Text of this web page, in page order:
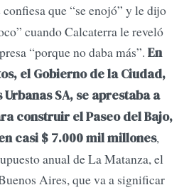
confiesa que “se enojó” y le dijo
cuando Calcaterra le reveló
“porque no daba más”. En
el Gobierno de la Ciudad,
SA, se aprestaba a
construir el Paseo del Bajo,
casi $ 7.000 mil millones,
anual de La Matanza, el
Aires, que va a significar